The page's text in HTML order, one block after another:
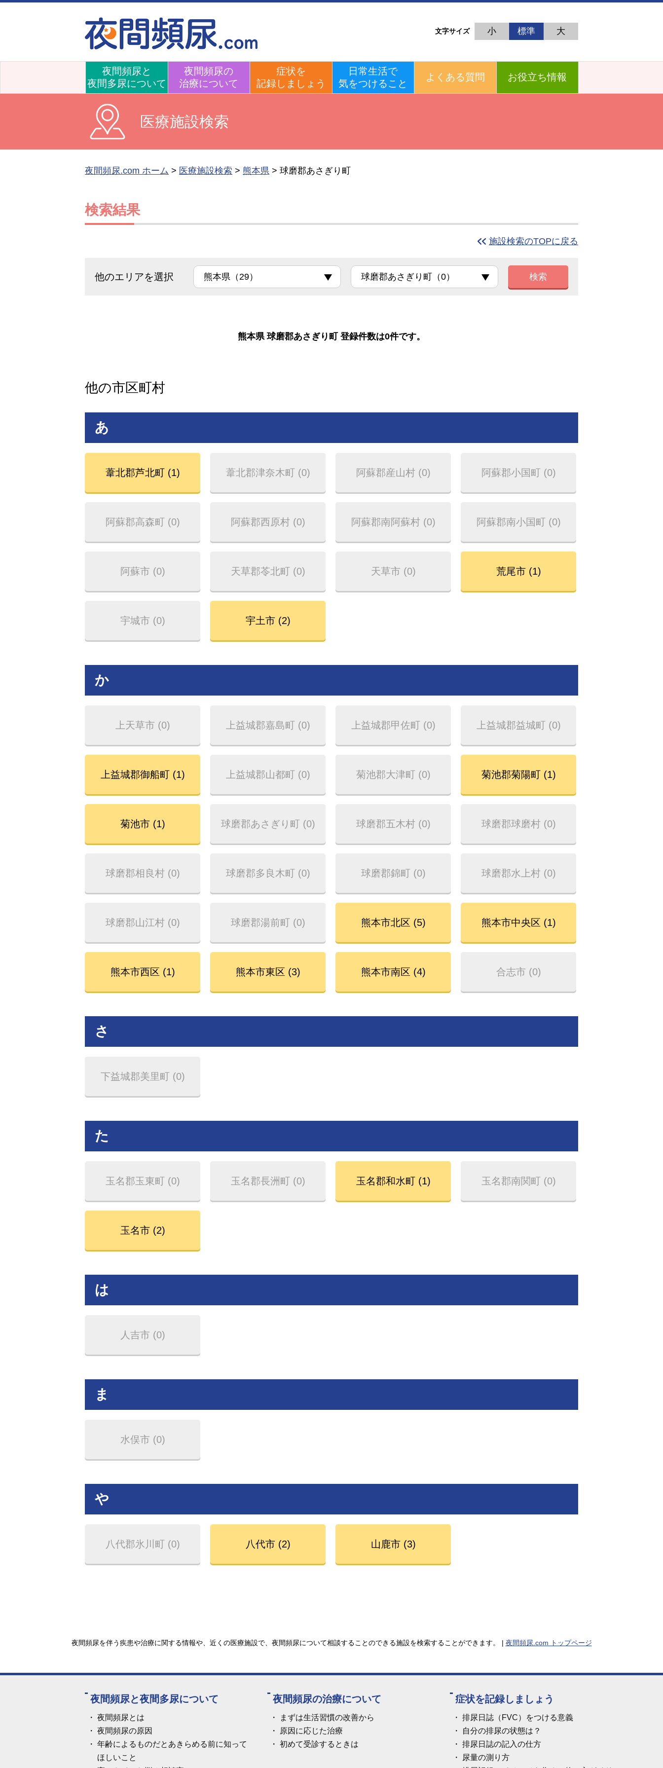
文字サイズ 小 標準 大
夜間頻尿と
夜間多尿について
夜間頻尿の
治療について
症状を
記録しましょう
日常生活で
気をつけること
よくある質問 お役立ち情報
医療施設検索
夜間頻尿.com ホーム > 医療施設検索 > 熊本県 > 球磨郡あさぎり町
検索結果
施設検索のTOPに戻る
他のエリアを選択 検索
熊本県 球磨郡あさぎり町 登録件数は0件です。
他の市区町村
あ
葦北郡芦北町 (1) 葦北郡津奈木町 (0) 阿蘇郡産山村 (0) 阿蘇郡小国町 (0)
阿蘇郡高森町 (0) 阿蘇郡西原村 (0) 阿蘇郡南阿蘇村 (0) 阿蘇郡南小国町 (0)
阿蘇市 (0) 天草郡苓北町 (0) 天草市 (0) 荒尾市 (1)
宇城市 (0) 宇土市 (2)
か
上天草市 (0) 上益城郡嘉島町 (0) 上益城郡甲佐町 (0) 上益城郡益城町 (0)
上益城郡御船町 (1) 上益城郡山都町 (0) 菊池郡大津町 (0) 菊池郡菊陽町 (1)
菊池市 (1) 球磨郡あさぎり町 (0) 球磨郡五木村 (0) 球磨郡球磨村 (0)
球磨郡相良村 (0) 球磨郡多良木町 (0) 球磨郡錦町 (0) 球磨郡水上村 (0)
球磨郡山江村 (0) 球磨郡湯前町 (0) 熊本市北区 (5) 熊本市中央区 (1)
熊本市西区 (1) 熊本市東区 (3) 熊本市南区 (4) 合志市 (0)
さ
下益城郡美里町 (0)
た
玉名郡玉東町 (0) 玉名郡長洲町 (0) 玉名郡和水町 (1) 玉名郡南関町 (0)
玉名市 (2)
は
人吉市 (0)
ま
水俣市 (0)
や
八代郡氷川町 (0) 八代市 (2) 山鹿市 (3)
夜間頻尿を伴う疾患や治療に関する情報や、近くの医療施設で、夜間頻尿について相談することのできる施設を検索することができます。 | 夜間頻尿.com トップページ
夜間頻尿と夜間多尿について
夜間頻尿とは
夜間頻尿の原因
年齢によるものだとあきらめる前に知って
ほしいこと
夜間頻尿の治療について
まずは生活習慣の改善から
原因に応じた治療
初めて受診するときは
症状を記録しましょう
排尿日誌（FVC）をつける意義
自分の排尿の状態は？
排尿日誌の記入の仕方
尿量の測り方